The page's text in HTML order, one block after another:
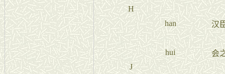
H
han
汉
hui
会
J